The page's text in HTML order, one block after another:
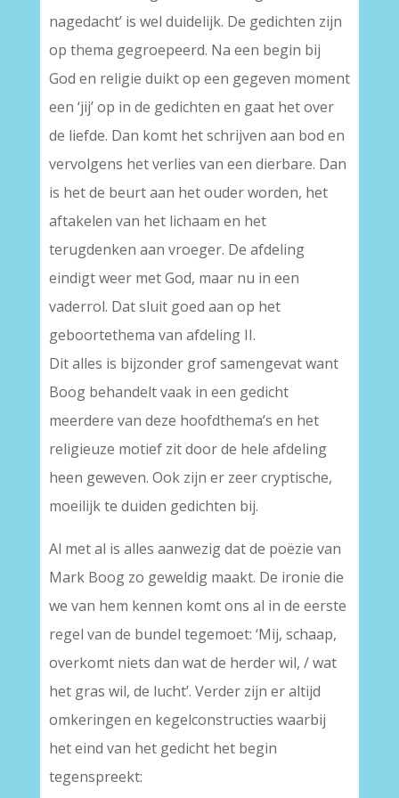
nagedacht’ is wel duidelijk. De gedichten zijn
op thema gegroepeerd. Na een begin bij
God en religie duikt op een gegeven moment
een ‘jij’ op in de gedichten en gaat het over
de liefde. Dan komt het schrijven aan bod en
vervolgens het verlies van een dierbare. Dan
is het de beurt aan het ouder worden, het
aftakelen van het lichaam en het
terugdenken aan vroeger. De afdeling
eindigt weer met God, maar nu in een
vaderrol. Dat sluit goed aan op het
geboortethema van afdeling II.
Dit alles is bijzonder grof samengevat want
Boog behandelt vaak in een gedicht
meerdere van deze hoofdthema’s en het
religieuze motief zit door de hele afdeling
heen geweven. Ook zijn er zeer cryptische,
moeilijk te duiden gedichten bij.
Al met al is alles aanwezig dat de poëzie van
Mark Boog zo geweldig maakt. De ironie die
we van hem kennen komt ons al in de eerste
regel van de bundel tegemoet: ‘Mij, schaap,
overkomt niets dan wat de herder wil, / wat
het gras wil, de lucht’. Verder zijn er altijd
omkeringen en kegelconstructies waarbij
het eind van het gedicht het begin
tegenspreekt: